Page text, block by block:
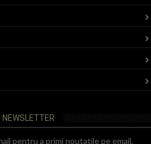
NEWSLETTER
pentru a primi noutatile pe email.